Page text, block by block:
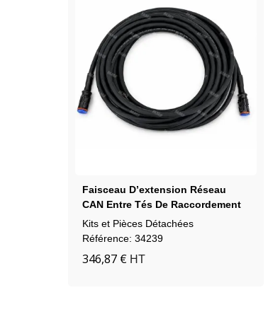
Faisceau D’extension Réseau
CAN Entre Tés De Raccordement
721575
Kits et Pièces Détachées
Référence: 34239
346,87 € HT